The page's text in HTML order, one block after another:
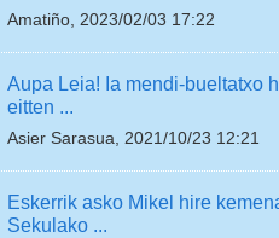
Amatiño, 2023/02/03 17:22
Aupa Leia! Ia mendi-bueltatxo
eitten ...
Asier Sarasua, 2021/10/23 12:21
Eskerrik asko Mikel hire
Sekulako ...